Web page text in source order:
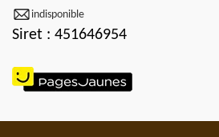
indisponible
Siret : 451646954